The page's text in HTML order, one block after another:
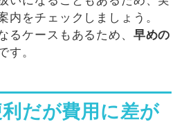
内をチェックしましょう。
るケースもあるため、 早めの
す。
だが費用に差が